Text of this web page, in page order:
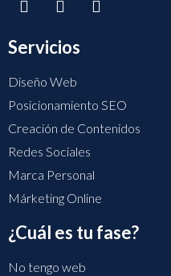
Servicios
Diseño Web
Posicionamiento SEO
Creación de Contenidos
Redes Sociales
Marca Personal
Márketing Online
¿Cuál es tu fase?
No tengo web